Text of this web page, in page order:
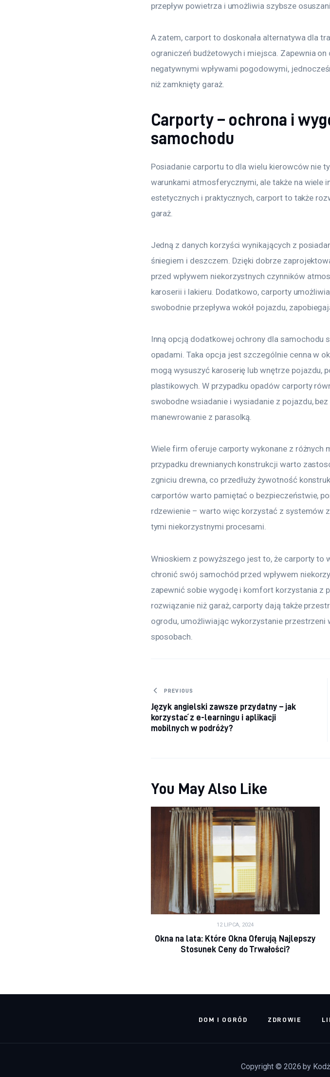
przepływ powietrza i umożliwia szybsze
A zatem, carport to doskonała alternatywa dla
ograniczeń budżetowych i miejsca. Zapewnia
negatywnymi wpływami pogodowymi,
niż zamknięty garaż.
Carporty – ochrona i
samochodu
Posiadanie carportu to dla wielu kierowców nie
warunkami atmosferycznymi, ale także na wiele
estetycznych i praktycznych, carport to także
garaż.
Jedną z danych korzyści wynikających z
śniegiem i deszczem. Dzięki dobrze
przed wpływem niekorzystnych czynników
karoserii i lakieru. Dodatkowo, carporty
swobodnie przepływa wokół pojazdu,
Inną opcją dodatkowej ochrony dla samochodu
opadami. Taka opcja jest szczególnie cenna w
mogą wysuszyć karoserię lub wnętrze pojazdu,
plastikowych. W przypadku opadów carporty
swobodne wsiadanie i wysiadanie z pojazdu,
manewrowanie z parasolką.
Wiele firm oferuje carporty wykonane z różnych
przypadku drewnianych konstrukcji warto
zgniciu drewna, co przedłuży żywotność
carportów warto pamiętać o bezpieczeństwie,
rdzewienie – warto więc korzystać z systemów
tymi niekorzystnymi procesami.
Wnioskiem z powyższego jest to, że carporty to
chronić swój samochód przed wpływem
zapewnić sobie wygodę i komfort korzystania z
rozwiązanie niż garaż, carporty dają także
ogrodu, umożliwiając wykorzystanie przestrzeni
sposobach.
Nawigacja wpisu
PREVIOUS
Język angielski zawsze przydatny – jak
korzystać z e-learningu i aplikacji
mobilnych w podróży?
You May Also Like
12 LIPCA, 2024
Okna na lata: Które Okna Oferują Najlepszy
Stosunek Ceny do Trwałości?
DOM I OGRÓD ZDROWIE
Copyright © 2026 by